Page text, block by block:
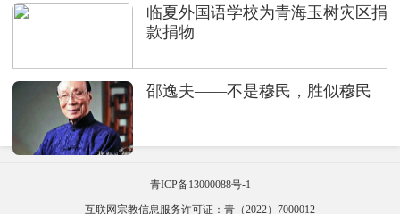
临夏外国语学校为青海玉树灾区捐
款捐物
邵逸夫——不是穆民，胜似穆民
青ICP备13000088号-1
互联网宗教信息服务许可证：青（2022）7000012